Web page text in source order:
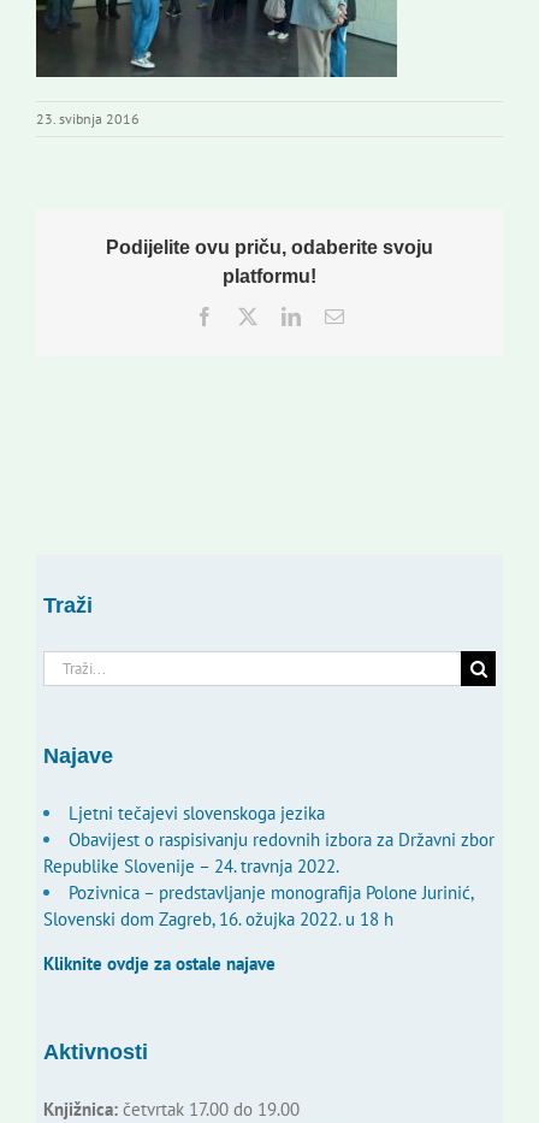
Izdavaštvo
Korisne informacije
23. svibnja 2016
Podijelite ovu priču, odaberite svoju
platformu!
Facebook
TwitterLinkedInEmail:
Traži
Traži...
Najave
Ljetni tečajevi slovenskoga jezika
Obavijest o raspisivanju redovnih izbora za Državni zbor
Republike Slovenije – 24. travnja 2022.
Pozivnica – predstavljanje monografija Polone Jurinić,
Slovenski dom Zagreb, 16. ožujka 2022. u 18 h
Kliknite ovdje za ostale najave
Aktivnosti
Knjižnica:četvrtak 17.00 do 19.00